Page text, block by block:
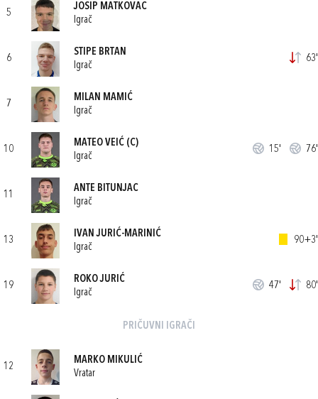
5
JOSIP MATKOVAC
Igrač
6
STIPE BRTAN
Igrač
63'
7
MILAN MAMIĆ
Igrač
10
MATEO VEIĆ (C)
Igrač
15' 76'
11
ANTE BITUNJAC
Igrač
13
IVAN JURIĆ-MARINIĆ
Igrač
90+3'
19
ROKO JURIĆ
Igrač
47' 80'
PRIČUVNI IGRAČI
12
MARKO MIKULIĆ
Vratar